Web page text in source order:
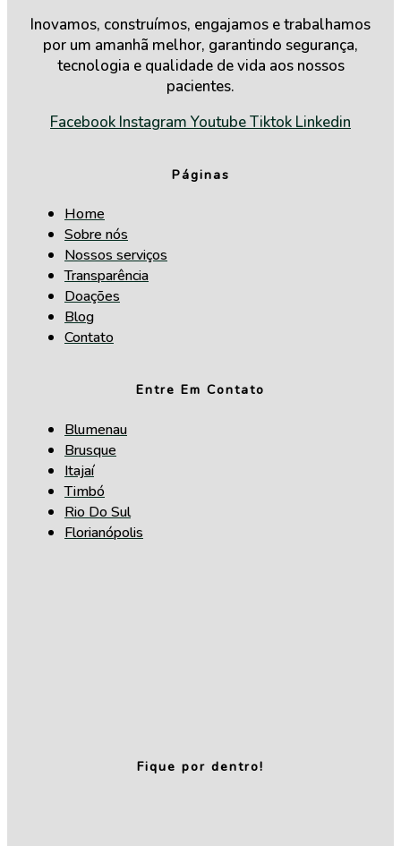
Inovamos, construímos, engajamos e trabalhamos
por um amanhã melhor, garantindo segurança,
tecnologia e qualidade de vida aos nossos
pacientes.
Facebook Instagram YoutubeTiktok Linkedin
Páginas
Home
Sobre nós
Nossos serviços
Transparência
Doações
Blog
Contato
Entre Em Contato
Blumenau
Brusque
Itajaí
Timbó
Rio Do Sul
Florianópolis
Fique por dentro!